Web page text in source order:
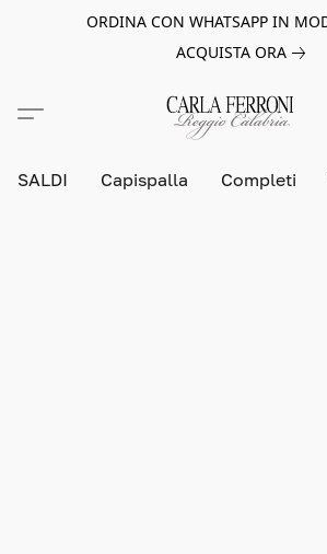
ORDINA CON WHATSAPP IN
ACQUISTA ORA
SALDI Capispalla Completi